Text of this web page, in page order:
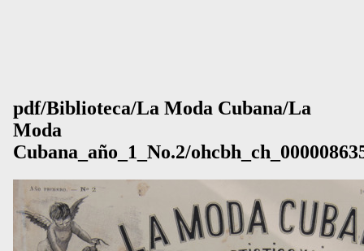
pdf/Biblioteca/La Moda Cubana/La
Moda
Cubana_año_1_No.2/